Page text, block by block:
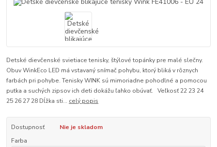
Detské dievčenské svietiace tenisky, štýlové topánky pre malé slečny.
Obuv WinkEco LED má vstavaný snímač pohybu, ktorý bliká v rôznych
farbách pri pohybe. Tenisky WINK sú mimoriadne pohodlné a pomocou
putka a suchých zipsov ich deti dokážu ľahko obúvať. Veľkosť 22 23 24
25 26 27 28 Dĺžka sti... celý popis
Dostupnosť
Nie je skladom
Farba